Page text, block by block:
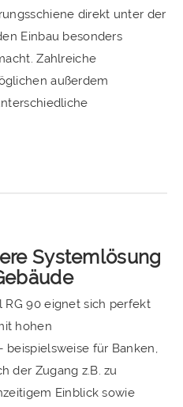
direkt unter der
Einbau besonders
Zahlreiche
außerdem
Systemlösung
RG 90 eignet sich perfekt
hohen
beispielsweise für Banken,
der Zugang z.B. zu
Einblick sowie